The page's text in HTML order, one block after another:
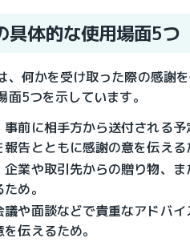
具体的な使用場面5つ
、何かを受け取った際の感謝
5つを示しています。
事前に相手方から送付される
告とともに感謝の意を伝える
企業や取引先からの贈り物、
め。
議や面談などで貴重なアドバ
伝えるため。